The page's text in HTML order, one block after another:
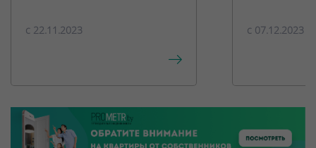
c 22.11.2023 c 07.12.2023